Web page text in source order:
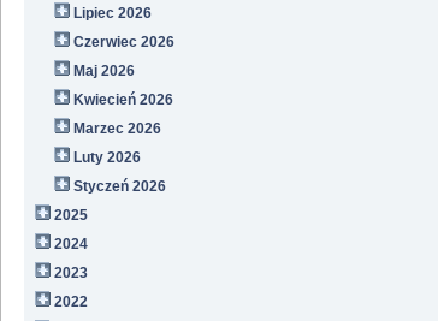
Lipiec 2026
Czerwiec 2026
Maj 2026
Kwiecień 2026
Marzec 2026
Luty 2026
Styczeń 2026
2025
2024
2023
2022